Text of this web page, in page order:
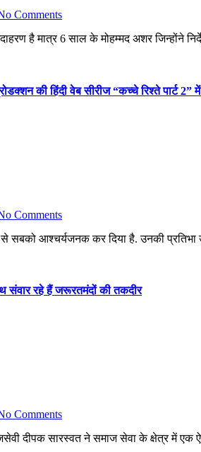
Comments
है मात्र 6 साल के मोहम्मद अशर जिन्होंने
की हिंदी वेब सीरीज “कच्चे रिश्ते पार्ट
Comments
सबको आश्चर्यजनक कर दिया है. उनकी प्रतिभा
संवार रहे हैं जरूरतमंदों की तकदीर
Comments
दीपक सारस्वत ने समाज सेवा के क्षेत्र में